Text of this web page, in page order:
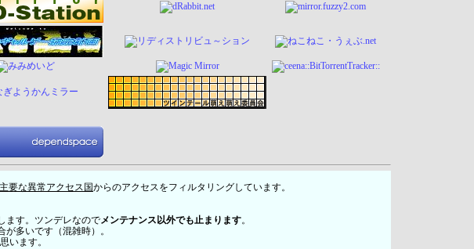
要な異常アクセス国からのアクセスをフィルタリングしています。
ます。ツンデレなのでメンテナンス以外でも止まります。
多いです（混雑時）。
います。